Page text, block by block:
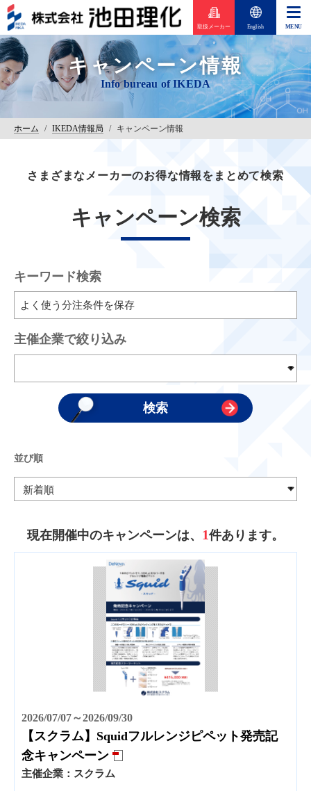
取扱メーカー English
キャンペーン情報
ホーム / IKEDA情報局 / キャンペーン情報
さまざまなメーカーのお得な情報をまとめて検索
キャンペーン検索
キーワード検索
主催企業で絞り込み
並び順
現在開催中のキャンペーンは、 1件あります。
2026/07/07～2026/09/30
【スクラム】Squidフルレンジピペット発売記
念キャンペーン
主催企業： スクラム